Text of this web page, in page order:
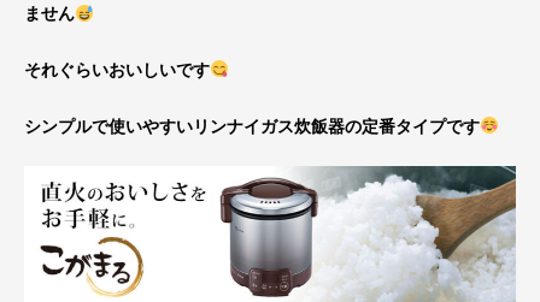
ません
それぐらいおいしいです
シンプルで使いやすいリンナイガス炊飯器の定番タイプです